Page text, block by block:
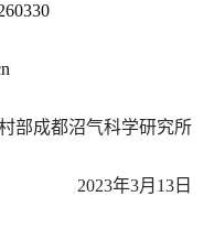
部成都沼气科学研究所
2023年3月 13日